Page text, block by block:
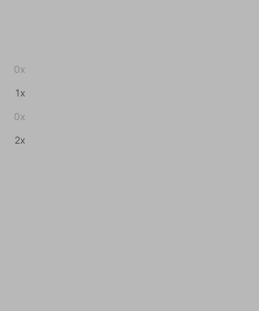
0x
1x
0x
2x